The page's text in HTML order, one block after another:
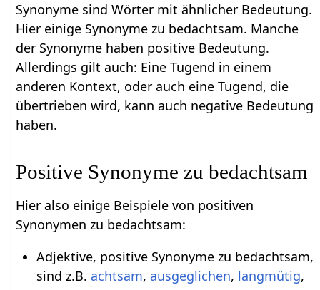
Synonyme sind Wörter mit ähnlicher Bedeutung.
Hier einige Synonyme zu bedachtsam. Manche
der Synonyme haben positive Bedeutung.
Allerdings gilt auch: Eine Tugend in einem
anderen Kontext, oder auch eine Tugend, die
übertrieben wird, kann auch negative Bedeutung
haben.
Positive Synonyme zu bedachtsam
Hier also einige Beispiele von positiven
Synonymen zu bedachtsam:
Adjektive, positive Synonyme zu bedachtsam,
sind z.B. achtsam, ausgeglichen, langmütig,